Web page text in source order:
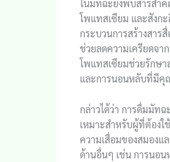
ในมัทฉะยังพบสารสำ
โพแทสเซียม และสังก
กระบวนการสร้างสาร
ช่วยลดความเครียดจา
โพแทสเซียมช่วยรักษา
และการนอนหลับที่มีคุ
กล่าวได้ว่า การดื่มมัท
เหมาะสำหรับผู้ที่ต้อง
ความเสื่อมของสมองแ
ด้านอื่นๆ เช่น การนอน